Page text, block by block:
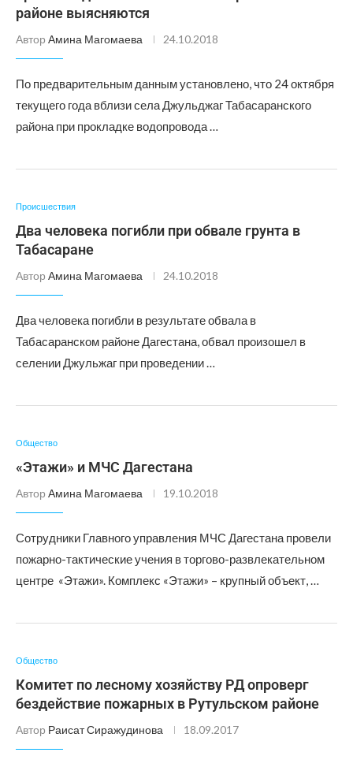
районе выясняются
Автор Амина Магомаева 24.10.2018
По предварительным данным установлено, что 24 октября
текущего года вблизи села Джульджаг Табасаранского
района при прокладке водопровода …
Происшествия
Два человека погибли при обвале грунта в
Табасаране
Автор Амина Магомаева 24.10.2018
Два человека погибли в результате обвала в
Табасаранском районе Дагестана, обвал произошел в
селении Джульжаг при проведении …
Общество
«Этажи» и МЧС Дагестана
Автор Амина Магомаева 19.10.2018
Сотрудники Главного управления МЧС Дагестана провели
пожарно-тактические учения в торгово-развлекательном
центре «Этажи». Комплекс «Этажи» – крупный объект, …
Общество
Комитет по лесному хозяйству РД опроверг
бездействие пожарных в Рутульском районе
Автор Раисат Сиражудинова 18.09.2017